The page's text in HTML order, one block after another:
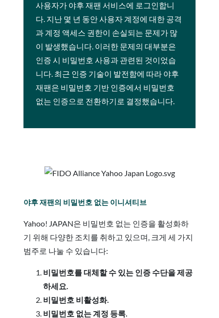
사용자가 야후 재팬 서비스에 로그인합니
다. 지난 몇 년 동안 사용자 계정에 대한 공격
과 계정 액세스 권한이 손실되는 문제가 많
이 발생했습니다. 이러한 문제의 대부분은
인증 시 비밀번호 사용과 관련된 것이었습
니다. 최근 인증 기술이 발전함에 따라 야후
재팬은 비밀번호 기반 인증에서 비밀번호
없는 인증으로 전환하기로 결정했습니다.
야후 재팬의 비밀번호 없는 이니셔티브
Yahoo! JAPAN은 비밀번호 없는 인증을 활성화하
기 위해 다양한 조치를 취하고 있으며, 크게 세 가지
범주로 나눌 수 있습니다:
비밀번호를 대체할 수 있는 인증 수단을 제공
하세요.
비밀번호 비활성화.
비밀번호 없는 계정 등록.